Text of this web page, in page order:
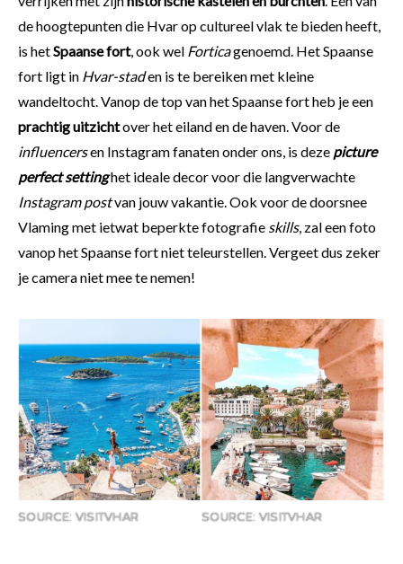
de hoogtepunten die Hvar op cultureel vlak te bieden heeft,
is hetSpaanse fort, ook wel Forticagenoemd. Het Spaanse
fort ligt in Hvar-staden is te bereiken met kleine
wandeltocht. Vanop de top van het Spaanse fort heb je een
prachtig uitzichtover het eiland en de haven. Voor de
influencersen Instagram fanaten onder ons, is deze picture
perfect settinghet ideale decor voor die langverwachte
Instagram postvan jouw vakantie. Ook voor de doorsnee
Vlaming met ietwat beperkte fotografie skills, zal een foto
vanop het Spaanse fort niet teleurstellen. Vergeet dus zeker
je camera niet mee te nemen!
SOURCE: VISITVHAR SOURCE: VISITVHAR